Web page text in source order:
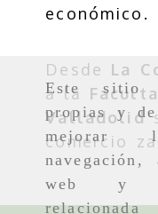
Este sitio
propias y
mejorar
web y
económico.
Desde La
a la
Valladolid
comercio